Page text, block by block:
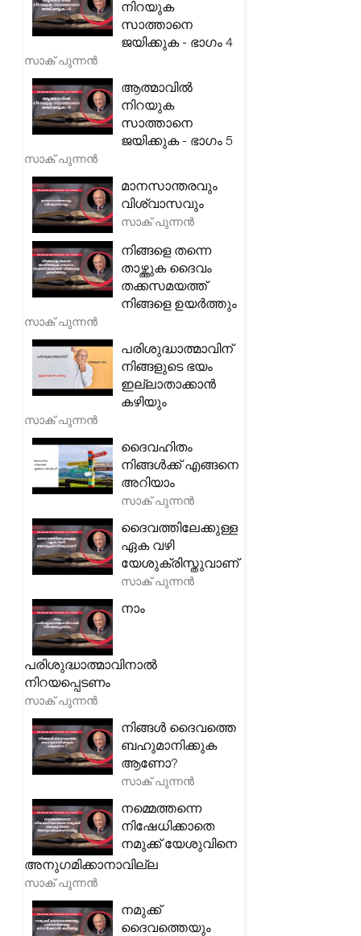
നിറയുക
സാത്താനെ
ജയിക്കുക - ഭാഗം 4
സാക് പുന്നൻ
ആത്മാവിൽ
നിറയുക
സാത്താനെ
ജയിക്കുക - ഭാഗം 5
സാക് പുന്നൻ
മാനസാന്തരവും
വിശ്വാസവും
സാക് പുന്നൻ
നിങ്ങളെ തന്നെ
താഴ്ത്തുക ദൈവം
തക്കസമയത്ത്
നിങ്ങളെ ഉയർത്തും
സാക് പുന്നൻ
പരിശുദ്ധാത്മാവിന്
നിങ്ങളുടെ ഭയം
ഇല്ലാതാക്കാൻ
കഴിയും
സാക് പുന്നൻ
ദൈവഹിതം
നിങ്ങൾക്ക് എങ്ങനെ
അറിയാം
സാക് പുന്നൻ
ദൈവത്തിലേക്കുള്ള
ഏക വഴി
യേശുക്രിസ്തുവാണ്
സാക് പുന്നൻ
നാം
പരിശുദ്ധാത്മാവിനാൽ
നിറയപ്പെടണം
സാക് പുന്നൻ
നിങ്ങൾ ദൈവത്തെ
ബഹുമാനിക്കുക
ആണോ?
സാക് പുന്നൻ
നമ്മെത്തന്നെ
നിഷേധിക്കാതെ
നമുക്ക് യേശുവിനെ
അനുഗമിക്കാനാവില്ല
സാക് പുന്നൻ
നമുക്ക്
ദൈവത്തെയും